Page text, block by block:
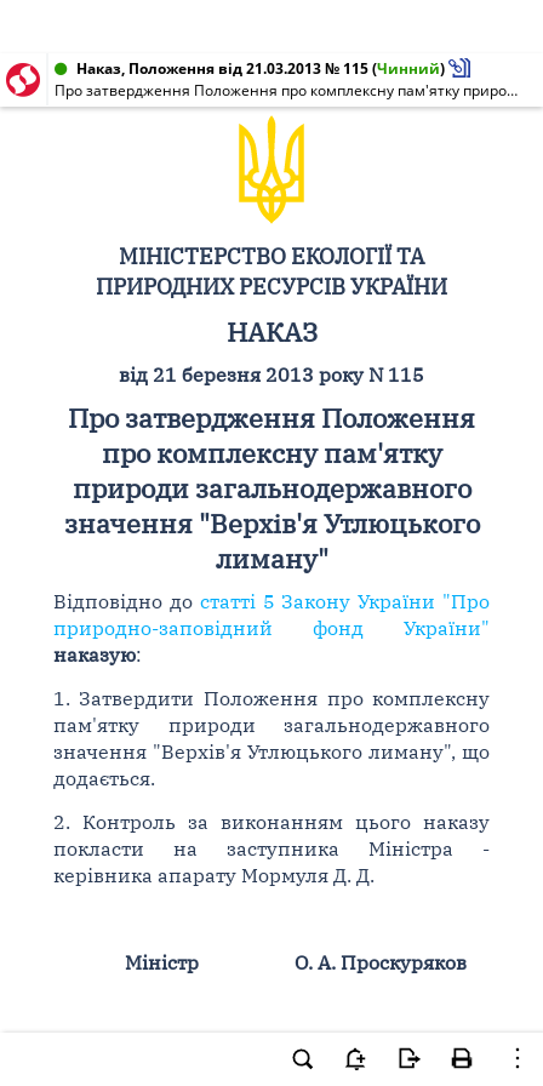
Наказ, Положення від 21.03.2013 № 115(Чинний)
Про затвердження Положення про комплексну пам'ятку природи загальнодержавного значення "Верхів'я Утлюцького лиману"
МІНІСТЕРСТВО ЕКОЛОГІЇ ТА
ПРИРОДНИХ РЕСУРСІВ УКРАЇНИ
НАКАЗ
від 21 березня 2013 року N 115
Про затвердження Положення
про комплексну пам'ятку
природи загальнодержавного
значення "Верхів'я Утлюцького
лиману"
Відповідно до статті 5 Закону України "Про
природно-заповідний фонд України"
наказую:
1. Затвердити Положення про комплексну
пам'ятку природи загальнодержавного
значення "Верхів'я Утлюцького лиману", що
додається.
2. Контроль за виконанням цього наказу
покласти на заступника Міністра -
керівника апарату Мормуля Д. Д.
Міністр О. А. Проскуряков
ЗАТВЕРДЖЕНО
Наказ Міністерства